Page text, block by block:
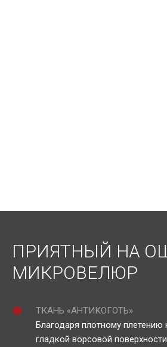
ПРИЯТНЫЙ НА
МИКРОВЕЛЮР
ТКАНЬ «АНТИКОГОТЬ»
Благодаря плотному плетению
гладкой ворсовой